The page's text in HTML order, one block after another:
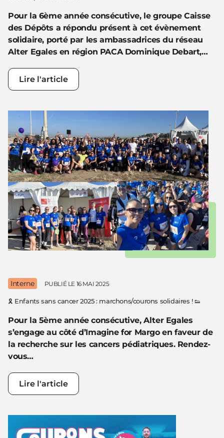
Pour la 6ème année consécutive, le groupe Caisse
des Dépôts a répondu présent à cet évènement
solidaire, porté par les ambassadrices du réseau
Alter Egales en région PACA Dominique Debart,…
Lire l'article
🎗️ Enfants sans cancer 2025 : marchons/courons solidaires ! 👟
Pour la 5ème année consécutive, Alter Egales
s’engage au côté d’Imagine for Margoen faveur de
la recherche sur les cancers pédiatriques. Rendez-
vous…
Interne PUBLIÉ LE 16 MAI 2025
Lire l'article